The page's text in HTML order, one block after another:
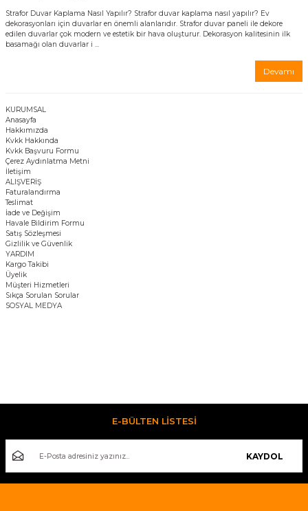
Strafor Duvar Kaplama Nasıl Yapılır? Strafor duvar kaplama nasıl yapılır? Ev
dekorasyonları için duvarlar en önemli alanlarıdır. Strafor duvar paneli ile dekore
edilen duvarlar çok modern ve estetik bir hava oluşturur. Dekorasyon kalitesinin ilk
basamağı olan duvarlar i ...
Devamı
KURUMSAL
Anasayfa
Hakkımızda
Kvkk Hakkında
Kvkk Başvuru Formu
Çerez Aydınlatma Metni
İletişim
ALIŞVERİŞ
Faturalandırma
Teslimat
İade ve Değişim
Havale Bildirim Formu
Satış Sözleşmesi
Gizlilik ve Güvenlik
YARDIM
Kargo Takibi
Üyelik
Müşteri Hizmetleri
Sıkça Sorulan Sorular
SOSYAL MEDYA
E-BÜLTEN LİSTESİ
KAYDOL